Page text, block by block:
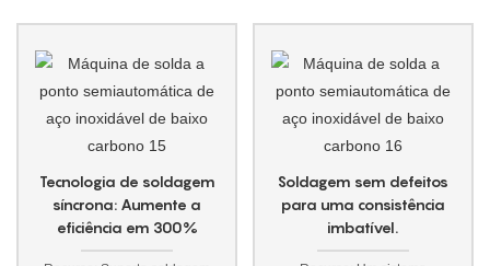
Tecnologia de soldagem
síncrona: Aumente a
eficiência em 300%
Soldagem sem defeitos
para uma consistência
imbatível.